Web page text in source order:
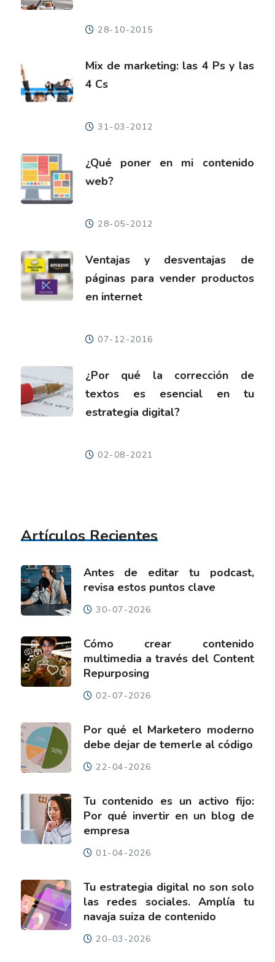
28-10-2015
Mix de marketing: las 4 Ps y las
4 Cs
31-03-2012
¿Qué poner en mi contenido
web?
28-05-2012
Ventajas y desventajas de
páginas para vender productos
en internet
07-12-2016
¿Por qué la corrección de
textos es esencial en tu
estrategia digital?
02-08-2021
Artículos Recientes
Antes de editar tu podcast,
revisa estos puntos clave
30-07-2026
Cómo crear contenido
multimedia a través del Content
Repurposing
02-07-2026
Por qué el Marketero moderno
debe dejar de temerle al código
22-04-2026
Tu contenido es un activo fijo:
Por qué invertir en un blog de
empresa
01-04-2026
Tu estrategia digital no son solo
las redes sociales. Amplía tu
navaja suiza de contenido
20-03-2026